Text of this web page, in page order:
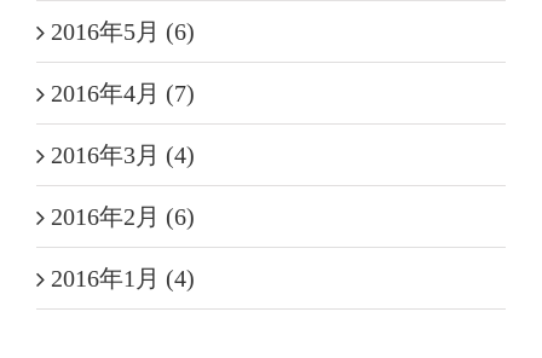
2016年5月 (6)
2016年4月 (7)
2016年3月 (4)
2016年2月 (6)
2016年1月 (4)